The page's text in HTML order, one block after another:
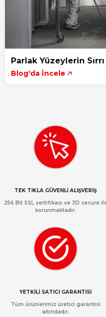
Parlak Yüzeylerin
Blog'da İncele
TEK TIKLA GÜVENLİ ALIŞVERİŞ
256 Bit SSL sertifikası ve 3D secure
korunmaktadır.
YETKİLİ SATICI GARANTİSİ
Tüm ürünlerimiz üretici garantisi
altındadır.